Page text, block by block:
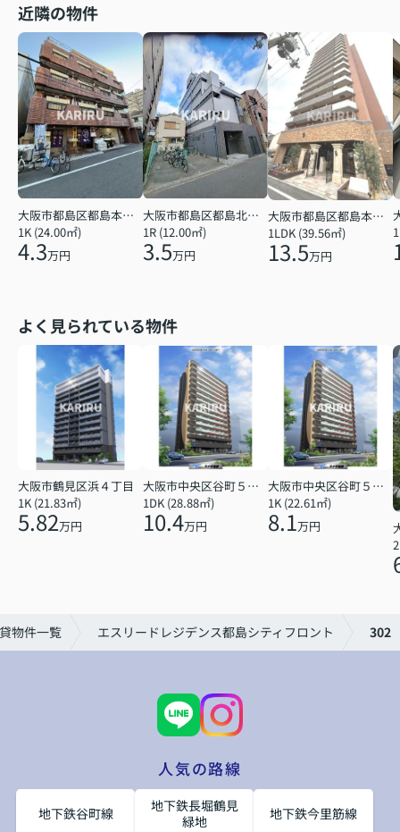
近隣の物件
大阪市都島区都島本通１丁目
1K (24.00㎡)
4.3万円
大阪市都島区都島北通２丁目
1R (12.00㎡)
3.5万円
大阪市都島区都島本通３丁目
1LDK (39.56㎡)
13.5万円
よく見られている物件
大阪市鶴見区浜４丁目
1K (21.83㎡)
5.82万円
大阪市中央区谷町５丁目
1DK (28.88㎡)
10.4万円
大阪市中央区谷町５丁目
1K (22.61㎡)
8.1万円
物件一覧 エスリードレジデンス都島シティフロント 302
人気の路線
地下鉄谷町線
地下鉄長堀鶴見
緑地
地下鉄今里筋線